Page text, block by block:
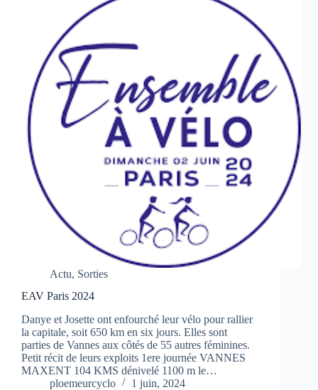
Actu, Sorties
EAV Paris 2024
Danye et Josette ont enfourché leur vélo pour rallier
la capitale, soit 650 km en six jours. Elles sont
parties de Vannes aux côtés de 55 autres féminines.
Petit récit de leurs exploits 1ere journée VANNES
MAXENT 104 KMS dénivelé 1100 m le…
ploemeurcyclo
1 juin, 2024